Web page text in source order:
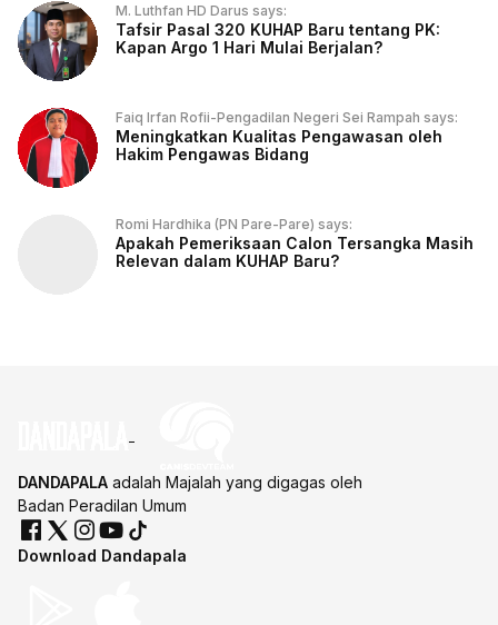
M. Luthfan HD Darus says:
Tafsir Pasal 320 KUHAP Baru tentang PK:
Kapan Argo 1 Hari Mulai Berjalan?
Faiq Irfan Rofii-Pengadilan Negeri Sei Rampah says:
Meningkatkan Kualitas Pengawasan oleh
Hakim Pengawas Bidang
Romi Hardhika (PN Pare-Pare) says:
Apakah Pemeriksaan Calon Tersangka Masih
Relevan dalam KUHAP Baru?
DANDAPALA adalah Majalah yang digagas oleh
Badan Peradilan Umum
Download Dandapala